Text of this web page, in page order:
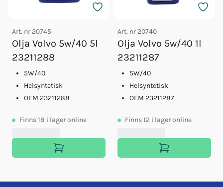
Art. nr 20745
Olja Volvo 5w/40 5l
23211288
5W/40
Helsyntetisk
OEM 23211288
Finns18 i lager online
Art. nr 20740
Olja Volvo 5w/40 1l
23211287
5W/40
Helsyntetisk
OEM 23211287
Finns12 i lager online